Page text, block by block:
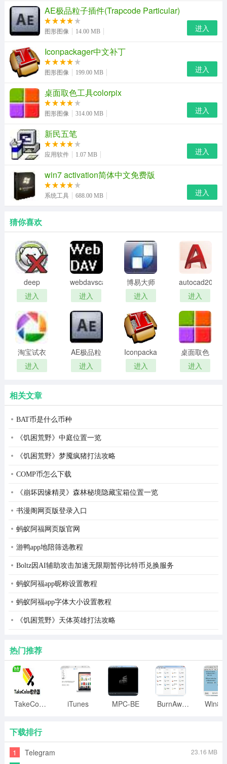
1、Safengine是一个具有反调试、反附加、动态自效验等
功能，同时提供了对代码的变形、乱序和虚拟化等功能的
应用程序保护壳，是一款简单易用的软件保护工具，它改
变您的软件执行流程，以达到阻碍自动分析，消耗修改时
2、Safengine的代码分析引擎将在保护应用程序时提供完
整的分析，从而对应用程序进行系统化的保护，将您的原
始代码移动和变形，并且加入无数垃圾代码和反调试、跟
踪代码。
一个过程。所以，即使您的关键代码在保护后未经变形，
也需要耗费修改者很长的时间才能找到，而往往只是一行
两行代码，穿插在数以万计的垃圾代码中，是极其隐蔽和
猥琐的。
4、Safengine的代码虚拟机在同类产品中最稳定、最完
善，整体运行架构线程安全，不会改变系统对受保护代码
的线程的调度。虚拟处理器采用了逻辑门级的指令拆分，
使用与非和加法两个基础运算指令实现了大部分复杂的x86
指令，并且使用了随机的虚拟寄存器参与运算，极大程度
提高了代码保护的安全性。
决方案，集代码加密、虚拟化、授权于一体，并且每一项
功能都可圈可点。
AE极品粒子插件(Trapcode Particular)
图形图像 14.00 MB 进入
Iconpackager中文补丁
图形图像 199.00 MB 进入
桌面取色工具colorpix
图形图像 314.00 MB 进入
新民五笔
应用软件 1.07 MB 进入
win7 activation简体中文免费版
系统工具 688.00 MB 进入
猜你喜欢
deep
freeze
password
remover(冰
点还原密
码清除器)
进入
webdavscan
客户端
(web漏洞
扫描软件)
进入
博易大师
资管版
进入
autocad2002
迷你版
进入
淘宝试衣
服软件
进入
AE极品粒
子插件
(Trapcode
进入
Iconpackager
中文补丁
进入
桌面取色
工具
colorpix
进入
相关文章
BAT币是什么币种
《饥困荒野》中庭位置一览
《饥困荒野》梦魇疯猪打法攻略
COMP币怎么下载
《崩坏因缘精灵》森林秘境隐藏宝箱位置一览
书漫阁网页版登录入口
蚂蚁阿福网页版官网
游鸭app地陪筛选教程
Boltz因AI辅助攻击加速无限期暂停比特币兑换服务
蚂蚁阿福app昵称设置教程
蚂蚁阿福app字体大小设置教程
《饥困荒野》天体英雄打法攻略
热门推荐
TakeColor取色器 iTunes MPC-BE BurnAware
下载排行
1 Telegram 23.16 MB